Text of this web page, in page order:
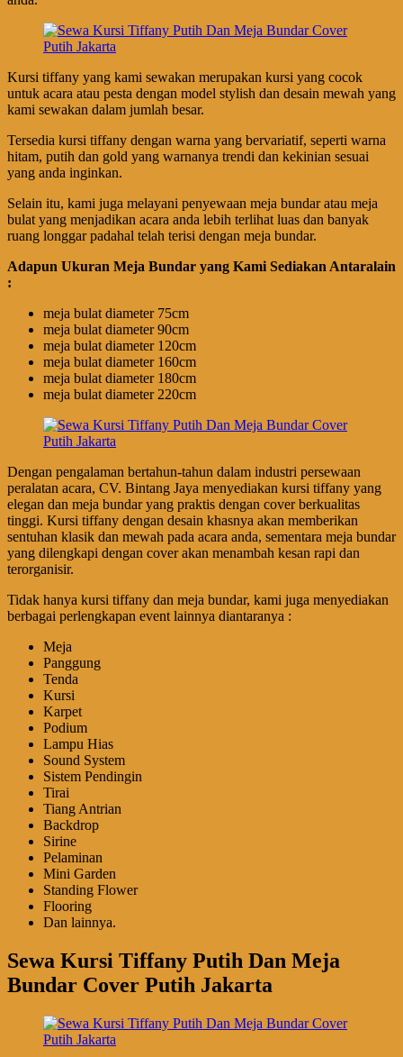
Kursi tiffany yang kami sewakan merupakan kursi yang cocok
untuk acara atau pesta dengan model stylish dan desain mewah yang
kami sewakan dalam jumlah besar.
Tersedia kursi tiffany dengan warna yang bervariatif, seperti warna
hitam, putih dan gold yang warnanya trendi dan kekinian sesuai
yang anda inginkan.
Selain itu, kami juga melayani penyewaan meja bundar atau meja
bulat yang menjadikan acara anda lebih terlihat luas dan banyak
ruang longgar padahal telah terisi dengan meja bundar.
Adapun Ukuran Meja Bundar yang Kami Sediakan Antaralain
:
meja bulat diameter 75cm
meja bulat diameter 90cm
meja bulat diameter 120cm
meja bulat diameter 160cm
meja bulat diameter 180cm
meja bulat diameter 220cm
Dengan pengalaman bertahun-tahun dalam industri persewaan
peralatan acara, CV. Bintang Jaya menyediakan kursi tiffany yang
elegan dan meja bundar yang praktis dengan cover berkualitas
tinggi. Kursi tiffany dengan desain khasnya akan memberikan
sentuhan klasik dan mewah pada acara anda, sementara meja bundar
yang dilengkapi dengan cover akan menambah kesan rapi dan
terorganisir.
Tidak hanya kursi tiffany dan meja bundar, kami juga menyediakan
berbagai perlengkapan event lainnya diantaranya :
Meja
Panggung
Tenda
Kursi
Karpet
Podium
Lampu Hias
Sound System
Sistem Pendingin
Tirai
Tiang Antrian
Backdrop
Sirine
Pelaminan
Mini Garden
Standing Flower
Flooring
Dan lainnya.
Sewa Kursi Tiffany Putih Dan Meja
Bundar Cover Putih Jakarta